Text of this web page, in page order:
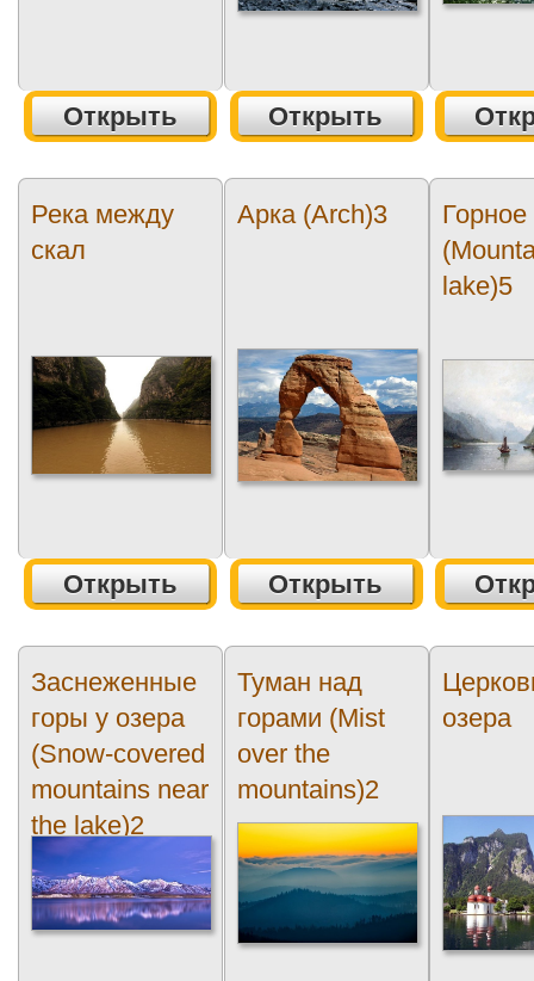
Открыть Открыть
Река между
скал
Открыть
Арка (Arch)3
Открыть
Горное
lake)5
Заснеженные
горы у озера
(Snow-covered
mountains near
the lake)2
Туман над
горами (Mist
over the
mountains)2
озера